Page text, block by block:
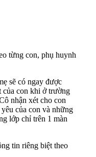
từng con, phụ huynh
sẽ có ngay được
của con khi ở trường
nhận xét cho con
của con và những
lớp chỉ trên 1 màn
tin riêng biệt theo